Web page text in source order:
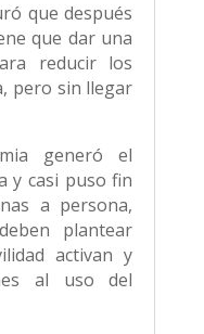
que después
que dar una
reducir los
pero sin llegar
generó el
y casi puso fin
a persona,
plantear
activan y
al uso del